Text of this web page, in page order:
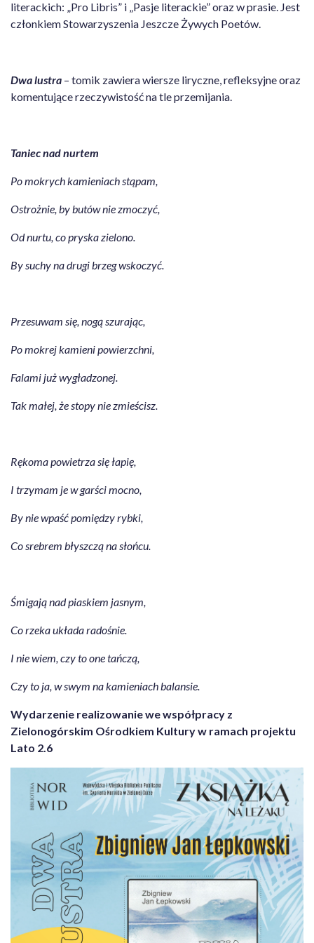
literackich: „Pro Libris” i „Pasje literackie” oraz w prasie. Jest
członkiem Stowarzyszenia Jeszcze Żywych Poetów.
Dwa lustra – tomik zawiera wiersze liryczne, refleksyjne oraz
komentujące rzeczywistość na tle przemijania.
Taniec nad nurtem
Po mokrych kamieniach stąpam,
Ostrożnie, by butów nie zmoczyć,
Od nurtu, co pryska zielono.
By suchy na drugi brzeg wskoczyć.
Przesuwam się, nogą szurając,
Po mokrej kamieni powierzchni,
Falami już wygładzonej.
Tak małej, że stopy nie zmieścisz.
Rękoma powietrza się łapię,
I trzymam je w garści mocno,
By nie wpaść pomiędzy rybki,
Co srebrem błyszczą na słońcu.
Śmigają nad piaskiem jasnym,
Co rzeka układa radośnie.
I nie wiem, czy to one tańczą,
Czy to ja, w swym na kamieniach balansie.
Wydarzenie realizowanie we współpracy z
Zielonogórskim Ośrodkiem Kulturyw ramach projektu
Lato 2.6